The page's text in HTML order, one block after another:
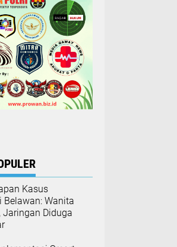
Kasus
Belawan: Wanita
Jaringan Diduga